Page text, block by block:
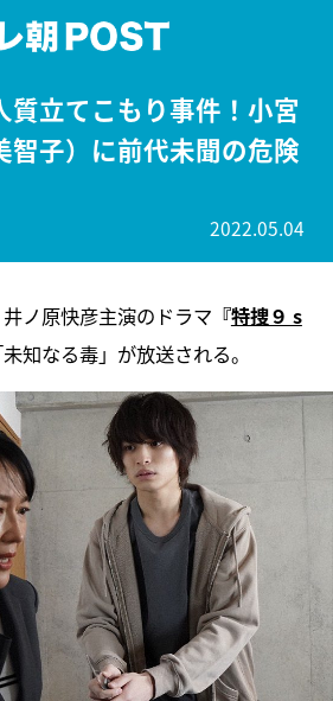
質立てこもり事件！小宮
智子）に前代未聞の危険
2022.05.04
ノ原快彦主演のドラマ 『特捜９ s
知なる毒」が放送される。